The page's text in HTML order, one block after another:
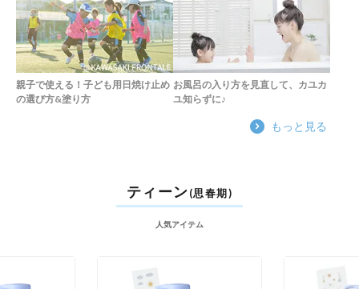
親子で使える！子ども用日焼け止め
の選び方&塗り方
お風呂の入り方を見直して、カユカ
ユ知らずに♪
もっと見る
ティーン (思春期)
人気アイテム